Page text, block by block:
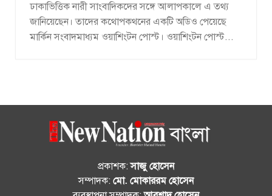
ঢাকাভিত্তিক নারী সাংবাদিকদের সঙ্গে আলাপকালে এ তথ্য
জানিয়েছেন। তাদের কথোপকথনের একটি অডিও পেয়েছে
মার্কিন সংবাদমাধ্যম ওয়াশিংটন পোস্ট। ওয়াশিংটন পোস্ট...
প্রকাশক:সাজু হোসেন
সম্পাদক: মো. মোকাররম হোসেন